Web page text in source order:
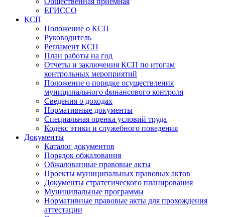
ЕГИССО
КСП
Положение о КСП
Руководитель
Регламент КСП
План работы на год
Отчеты и заключения КСП по итогам
контрольных мероприятий
Положение о порядке осуществления
муниципального финансового контроля
Сведения о доходах
Нормативные документы
Специальная оценка условий труда
Кодекс этики и служебного поведения
Документы
Каталог документов
Порядок обжалования
Обжалованные правовые акты
Проекты муниципальных правовых актов
Документы стратегического планирования
Муниципальные программы
Нормативные правовые акты для прохождения
аттестации